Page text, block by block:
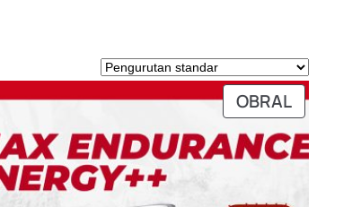
OBRALPRODUK
DENGAN
DISKON